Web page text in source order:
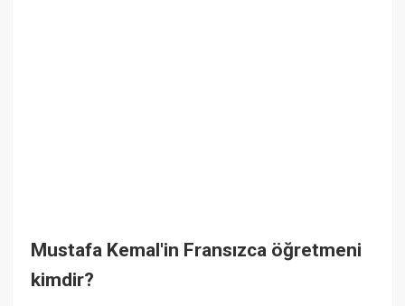
Mustafa Kemal'in Fransızca öğretmeni
kimdir?